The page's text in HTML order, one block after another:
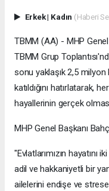
Erkek| Kadın (Haberi
TBMM (AA) - MHP
TBMM Grup
sonu yaklaşık 2,5 milyon
katıldığını hatırlatarak,
hayallerinin gerçek
MHP Genel Başkanı
"Evlatlarımızın
adil ve hakkaniyetli bir
ailelerini endişe ve